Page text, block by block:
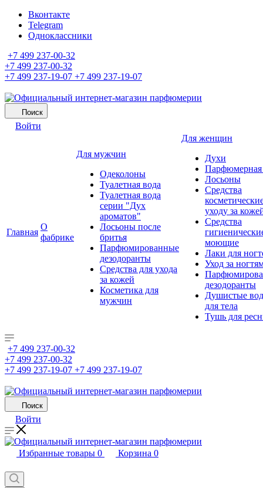
Вконтакте
Telegram
Одноклассники
+7 499 237-00-32
+7 499 237-00-32
+7 499 237-19-07 +7 499 237-19-07
Поиск
Войти
Главная
О
фабрике
Для мужчин
Одеколоны
Туалетная вода
Туалетная вода
серии "Дух
ароматов"
Лосьоны после
бритья
Парфюмированные
дезодоранты
Средства для ухода
за кожей
Косметика для
мужчин
Для женщин
Духи
Парфюмерная
Лосьоны
Средства
уходу за
Средства
моющие
Лаки для
Уход за
дезодоранты
Душистые
для тела
Тушь для
+7 499 237-00-32
+7 499 237-00-32
+7 499 237-19-07 +7 499 237-19-07
Поиск
Войти
Избранные товары 0 Корзина 0